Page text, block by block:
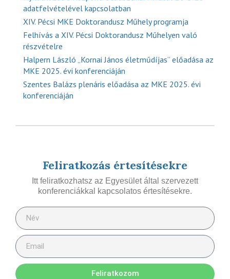
adatfelvételével kapcsolatban
XIV. Pécsi MKE Doktorandusz Műhely programja
Felhívás a XIV. Pécsi Doktorandusz Műhelyen való
részvételre
Halpern László „Kornai János életműdíjas” előadása az
MKE 2025. évi konferenciáján
Szentes Balázs plenáris előadása az MKE 2025. évi
konferenciáján
Feliratkozás értesítésekre
Itt feliratkozhatsz az Egyesület által szervezett
konferenciákkal kapcsolatos értesítésekre.
Feliratkozom